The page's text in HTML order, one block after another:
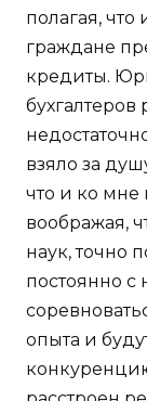
полагая, что
граждане
кредиты.
взяло за
что и ко мне
воображая,
наук, точно
постоянно с
опыта и